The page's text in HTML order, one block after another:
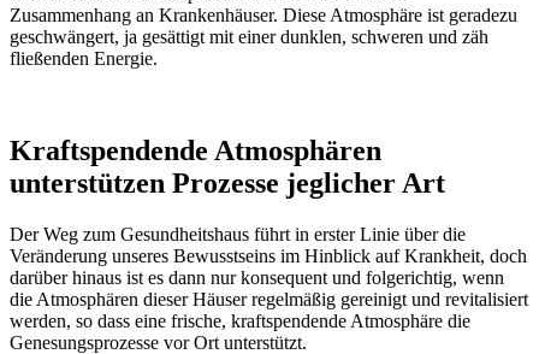
Zusammenhang an Krankenhäuser. Diese Atmosphäre ist geradezu
geschwängert, ja gesättigt mit einer dunklen, schweren und zäh
fließenden Energie.
Kraftspendende Atmosphären
unterstützen Prozesse jeglicher Art
Der Weg zum Gesundheitshaus führt in erster Linie über die
Veränderung unseres Bewusstseins im Hinblick auf Krankheit, doch
darüber hinaus ist es dann nur konsequent und folgerichtig, wenn
die Atmosphären dieser Häuser regelmäßig gereinigt und revitalisiert
werden, so dass eine frische, kraftspendende Atmosphäre die
Genesungsprozesse vor Ort unterstützt.